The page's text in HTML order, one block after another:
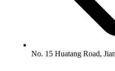
No. 15 Huatang Road,